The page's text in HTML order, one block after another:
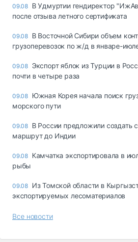
09.08 В Удмуртии гендиректор
после отзыва летного сертификата
09.08 В Восточной Сибири объем
грузоперевозок по ж/д в январе-
09.08 Экспорт яблок из Турции в
почти в четыре раза
09.08 Южная Корея начала поиск
морского пути
09.08 В России предложили создать
маршрут до Индии
09.08 Камчатка экспортировала в
рыбы
09.08 Из Томской области в
экспортируемых лесоматериалов
Все новости